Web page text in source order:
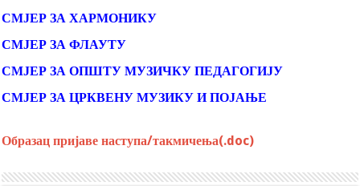
СМЈЕР ЗА ХАРМОНИКУ
СМЈЕР ЗА ФЛАУТУ
СМЈЕР ЗА ОПШТУ МУЗИЧКУ ПЕДАГОГИЈУ
СМЈЕР ЗА ЦРКВЕНУ МУЗИКУ И ПОЈАЊЕ
Образац пријаве наступа/такмичења(.doc)